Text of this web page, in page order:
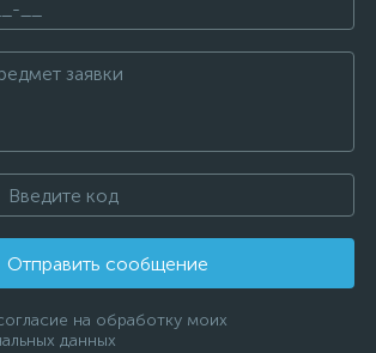
Отправить сообщение
на обработку моих
данных